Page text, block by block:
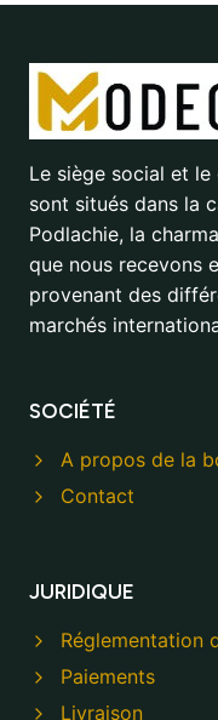
Le siège social et
sont situés dans la
Podlachie, la
que nous recevons
provenant des
marchés
SOCIÉTÉ
A propos de la
Contact
JURIDIQUE
Réglementation
Paiements
Livraison